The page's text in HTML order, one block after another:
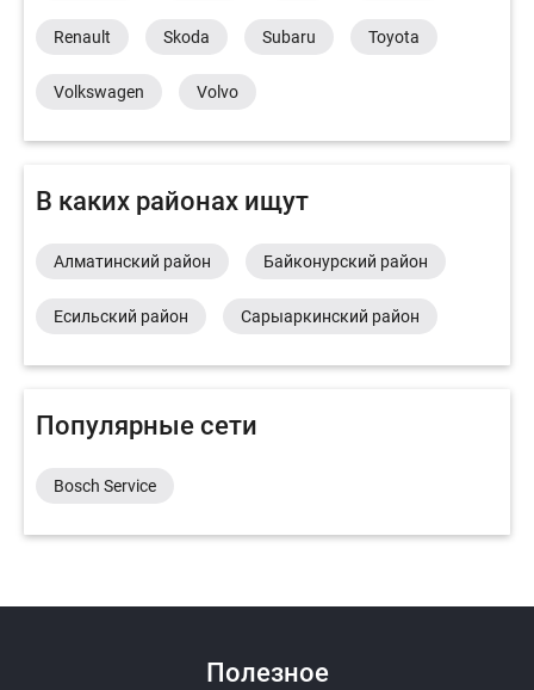
Renault Skoda Subaru Toyota
Volkswagen Volvo
В каких районах ищут
Алматинский район Байконурский район
Есильский район Сарыаркинский район
Популярные сети
Bosch Service
Полезное